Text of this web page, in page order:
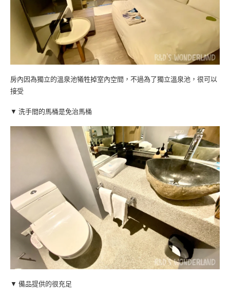
房內因為獨立的溫泉池犧牲掉室內空間，不過為了獨立溫泉池，很可以
接受
▼ 洗手間的馬桶是免治馬桶
▼ 備品提供的很充足